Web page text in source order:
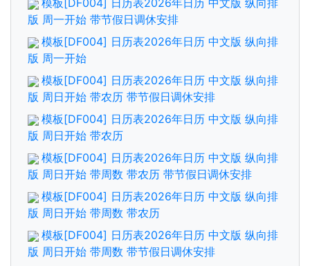
模板[DF004] 日历表2026年日历 中文版 纵向排
版 周一开始 带节假日调休安排
模板[DF004] 日历表2026年日历 中文版 纵向排
版 周一开始
模板[DF004] 日历表2026年日历 中文版 纵向排
版 周日开始 带农历 带节假日调休安排
模板[DF004] 日历表2026年日历 中文版 纵向排
版 周日开始 带农历
模板[DF004] 日历表2026年日历 中文版 纵向排
版 周日开始 带周数 带农历 带节假日调休安排
模板[DF004] 日历表2026年日历 中文版 纵向排
版 周日开始 带周数 带农历
模板[DF004] 日历表2026年日历 中文版 纵向排
版 周日开始 带周数 带节假日调休安排